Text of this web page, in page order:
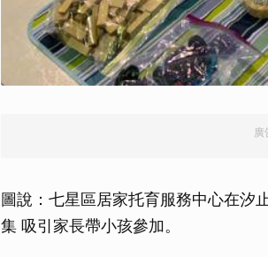
廣
圖說：七星區居家托育服務中心在汐
集 吸引家長帶小孩參加。